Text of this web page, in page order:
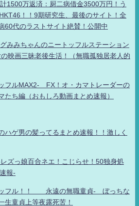
1500万返済：厨二病借金3500万円！う
！！9期研究生、最後のサイト！全
60代のラストサイト絶賛！公開中
みみちゃんのニートッフルステーション
映画三昧老後生活！（無職孤独居老人的
フルMAX2- FX！オ・カマトレーダーの
ち編（おもしろ動画まとめ速報）
ハゲ男の髪ってるまとめ速報！！激しく
ズっ娘百合ネエ！こじらせ！50独身処
報-
ッフル！！ 永遠の無職童貞- ぼっちな
生童貞上等夜露死苦！